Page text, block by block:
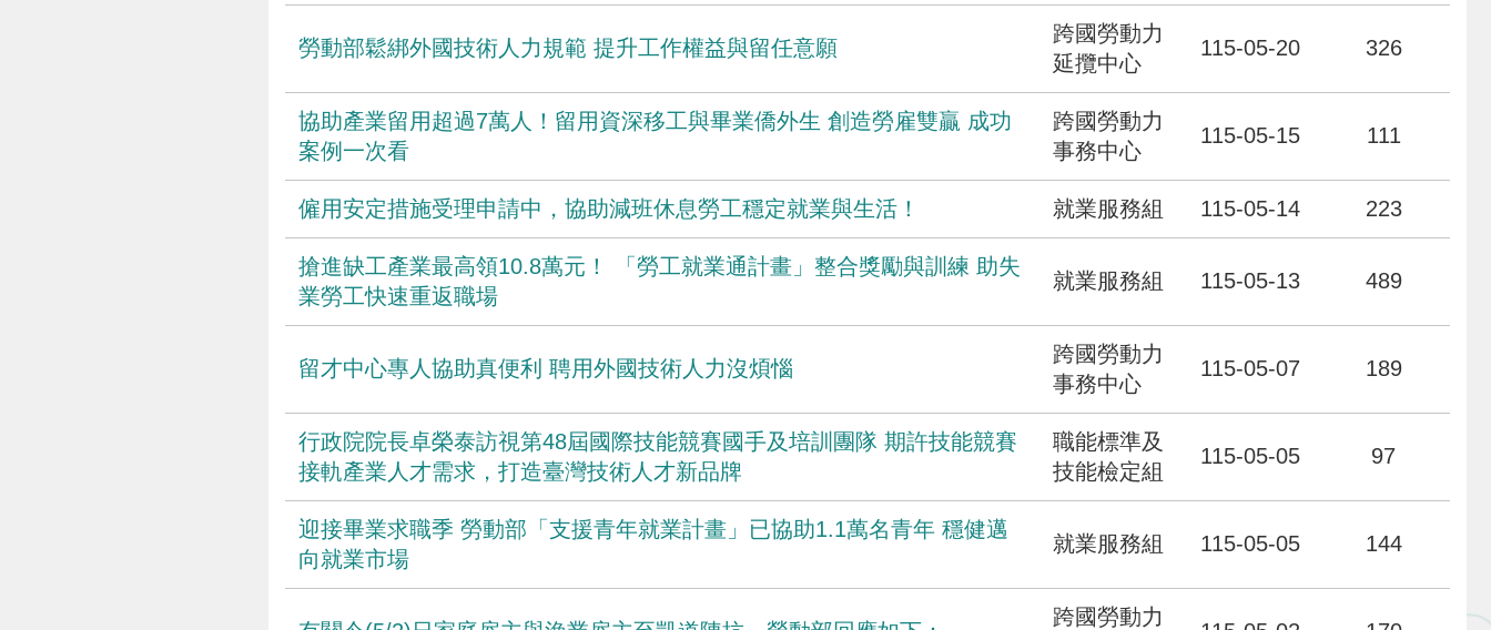
勞動部鬆綁外國技術人力規範 提升工作權益與留任意願
跨國勞動力
延攬中心
115-05-20 326
協助產業留用超過7萬人！留用資深移工與畢業僑外生 創造勞雇雙贏 成功
案例一次看
跨國勞動力
事務中心
115-05-15 111
僱用安定措施受理申請中，協助減班休息勞工穩定就業與生活！ 就業服務組 115-05-14 223
搶進缺工產業最高領10.8萬元！ 「勞工就業通計畫」整合獎勵與訓練 助失
業勞工快速重返職場
就業服務組 115-05-13 489
留才中心專人協助真便利 聘用外國技術人力沒煩惱
跨國勞動力
事務中心
115-05-07 189
行政院院長卓榮泰訪視第48屆國際技能競賽國手及培訓團隊 期許技能競賽
接軌產業人才需求，打造臺灣技術人才新品牌
職能標準及
技能檢定組
115-05-05 97
迎接畢業求職季 勞動部「支援青年就業計畫」已協助1.1萬名青年 穩健邁
向就業市場
就業服務組 115-05-05 144
跨國勞動力